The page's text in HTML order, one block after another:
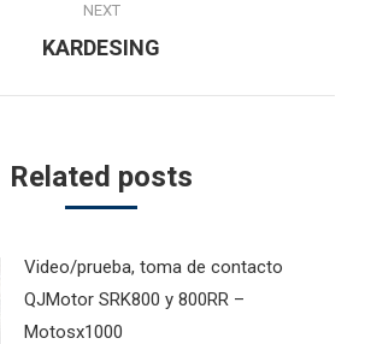
NEXT
Next
KARDESING
Related posts
Video/prueba, toma de contacto
QJMotor SRK800 y 800RR –
Motosx1000